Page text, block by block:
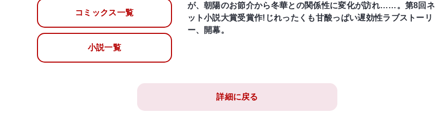
コミックス一覧
小説一覧
が、朝陽のお節介から冬華との関係性に変化が訪れ……。第8回ネ
ット小説大賞受賞作!じれったくも甘酸っぱい遅効性ラブストーリ
ー、開幕。
詳細に戻る